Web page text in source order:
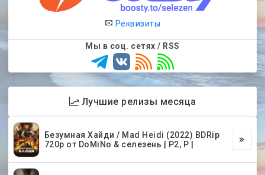
Реквизиты
Мы в соц. сетях / RSS
Лучшие релизы месяца
Безумная Хайди / Mad Heidi (2022) BDRip
720p от DoMiNo & селезень | P2, P |